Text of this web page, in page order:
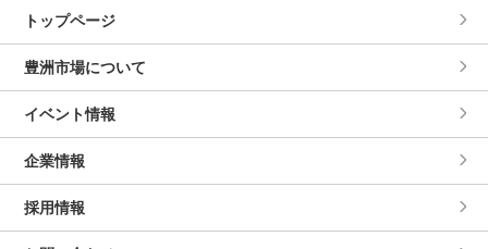
トップページ
豊洲市場について
イベント情報
企業情報
採用情報